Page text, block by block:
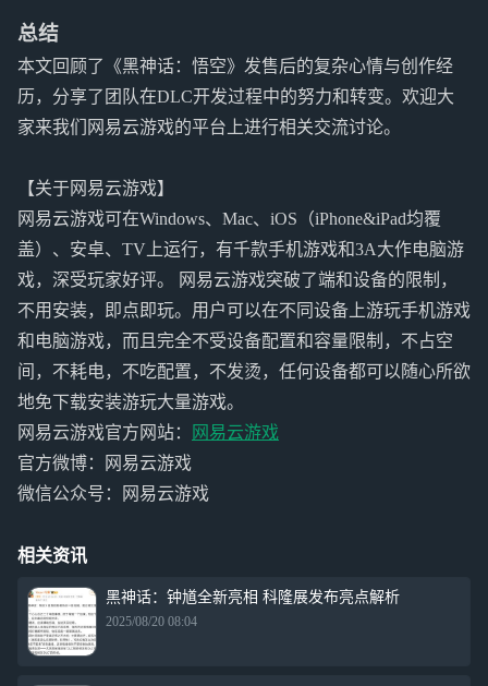
总结
本文回顾了《黑神话：悟空》发售后的复杂心情与创作经
历，分享了团队在DLC开发过程中的努力和转变。欢迎大
家来我们网易云游戏的平台上进行相关交流讨论。
【关于网易云游戏】
网易云游戏可在Windows、Mac、iOS（iPhone&iPad均覆
盖）、安卓、TV上运行，有千款手机游戏和3A大作电脑游
戏，深受玩家好评。 网易云游戏突破了端和设备的限制，
不用安装，即点即玩。用户可以在不同设备上游玩手机游戏
和电脑游戏，而且完全不受设备配置和容量限制，不占空
间，不耗电，不吃配置，不发烫，任何设备都可以随心所欲
地免下载安装游玩大量游戏。
网易云游戏官方网站：
网易云游戏
官方微博：网易云游戏
微信公众号：网易云游戏
相关资讯
黑神话：钟馗全新亮相 科隆展发布亮点解析
2025/08/20 08:04